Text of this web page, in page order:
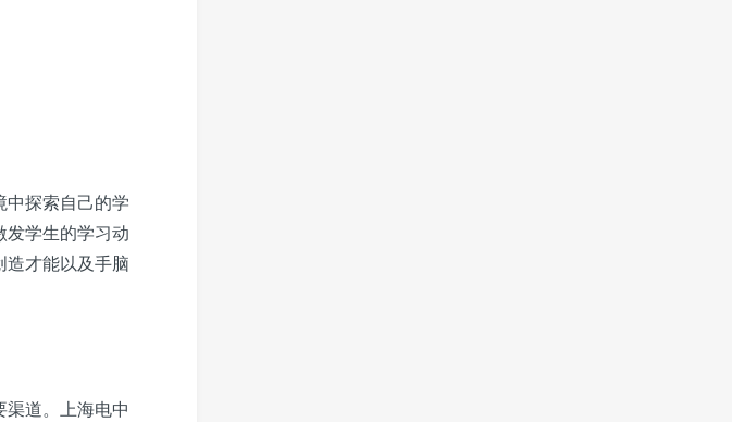
中探索自己的学
发学生的学习动
才能以及手脑
道。上海电中